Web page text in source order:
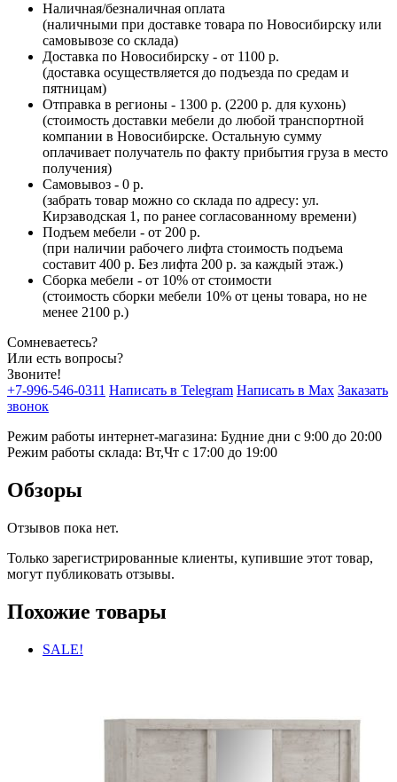
Наличная/безналичная оплата
(наличными при доставке товара по Новосибирску или
самовывозе со склада)
Доставка по Новосибирску - от 1100 р.
(доставка осуществляется до подъезда по средам и
пятницам)
Отправка в регионы - 1300 р. (2200 р. для кухонь)
(стоимость доставки мебели до любой транспортной
компании в Новосибирске. Остальную сумму
оплачивает получатель по факту прибытия груза в место
получения)
Самовывоз - 0 р.
(забрать товар можно со склада по адресу: ул.
Кирзаводская 1, по ранее согласованному времени)
Подъем мебели - от 200 р.
(при наличии рабочего лифта стоимость подъема
составит 400 р. Без лифта 200 р. за каждый этаж.)
Сборка мебели - от 10% от стоимости
(стоимость сборки мебели 10% от цены товара, но не
менее 2100 р.)
Сомневаетесь?
Или есть вопросы?
Звоните!
+7-996-546-0311 Написать в Telegram Написать в Max Заказать
звонок
Режим работы интернет-магазина: Будние дни с 9:00 до 20:00
Режим работы склада: Вт,Чт с 17:00 до 19:00
Обзоры
Отзывов пока нет.
Только зарегистрированные клиенты, купившие этот товар,
могут публиковать отзывы.
Похожие товары
SALE!